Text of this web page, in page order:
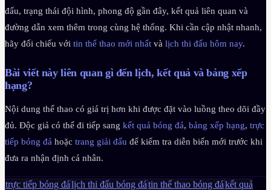
đấu, trạng thái đội hình, phong độ gần đây, kết quả liên quan và
đường dẫn xem thêm trong cùng hệ thống. Khi cần cập nhật nhanh,
hãy đối chiếu với tin thể thao mới nhất và lịch thi đấu hôm nay.
Bài viết này liên quan gì đến lịch, kết quả và bảng xếp
hạng?
Nội dung thể thao có giá trị hơn khi được đặt vào luồng theo dõi đầy
đủ. Độc giả có thể đi tiếp sang kết quả bóng đá, bảng xếp hạng, trực
tiếp bóng đá hoặc trang giải đấu để kiểm tra diễn biến mới trước khi
đưa ra nhận định cá nhân.
trực tiếp bóng đálịch thi đấu bóng đátin thể thao bóng đákết quả